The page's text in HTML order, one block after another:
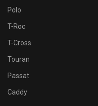
Polo
T-Roc
T-Cross
Touran
Passat
Caddy